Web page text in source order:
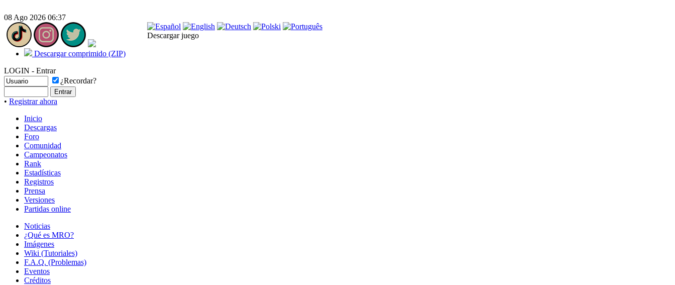
08 Ago 2026 06:37
Descargar juego
Descargar comprimido (ZIP)
LOGIN - Entrar
¿Recordar?
• Registrar ahora
Inicio
Descargas
Foro
Comunidad
Campeonatos
Rank
Estadísticas
Registros
Prensa
Versiones
Partidas online
Noticias
¿Qué es MRO?
Imágenes
Wiki (Tutoriales)
F.A.Q. (Problemas)
Eventos
Créditos